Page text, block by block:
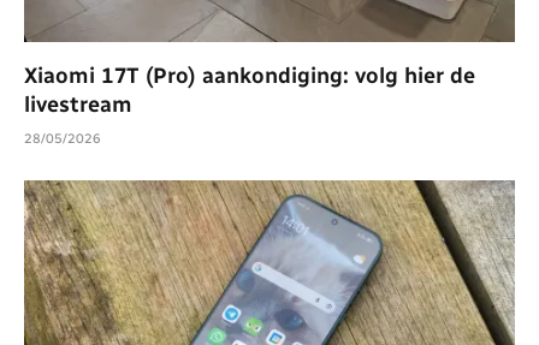
Xiaomi 17T (Pro) aankondiging: volg hier de
livestream
28/05/2026